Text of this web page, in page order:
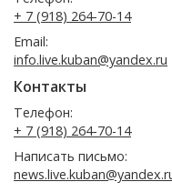
+ 7 (918) 264-70-14
Email:
info.live.kuban@yandex.ru
Контакты
Телефон:
+ 7 (918) 264-70-14
Написать письмо: